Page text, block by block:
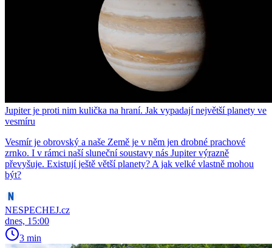
Jupiter je proti nim kulička na hraní. Jak vypadají největší planety ve
vesmíru
Vesmír je obrovský a naše Země je v něm jen drobné prachové
zrnko. I v rámci naší sluneční soustavy nás Jupiter výrazně
převyšuje. Existují ještě větší planety? A jak velké vlastně mohou
být?
NESPECHEJ.cz
dnes, 15:00
3 min